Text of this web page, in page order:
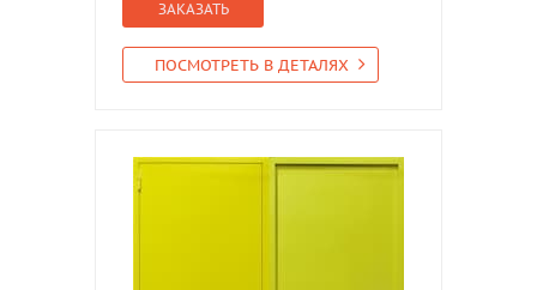
ЗАКАЗАТЬ
ПОСМОТРЕТЬ В ДЕТАЛЯХ